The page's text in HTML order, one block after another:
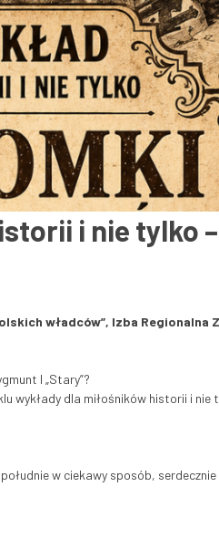
i nie tylko –
władców”, Izba Regionalna
I „Stary”?
wykłady dla miłośników historii i nie
w ciekawy sposób, serdecznie